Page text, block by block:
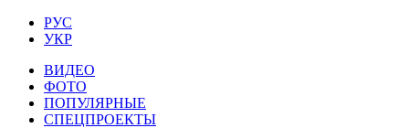
РУС
УКР
ВИДЕО
ФОТО
ПОПУЛЯРНЫЕ
СПЕЦПРОЕКТЫ